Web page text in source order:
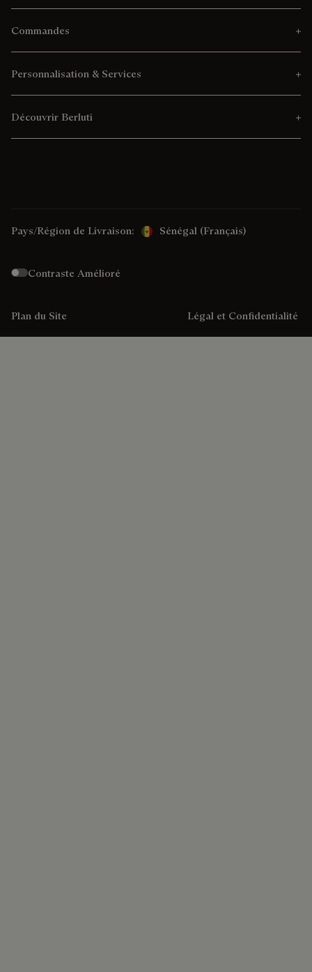
Commandes
Personnalisation & Services
Découvrir Berluti
Pays/Région de Livraison: Sénégal (français)
Contraste Amélioré
Plan du Site Légal et Confidentialité